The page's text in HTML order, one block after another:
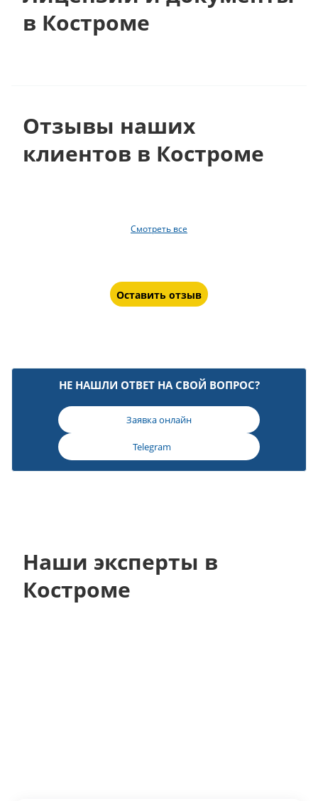
в Костроме
Отзывы наших
клиентов в Костроме
Смотреть все
Оставить отзыв
НЕ НАШЛИ ОТВЕТ НА СВОЙ ВОПРОС?
Заявка онлайн
Telegram
Наши эксперты в
Костроме